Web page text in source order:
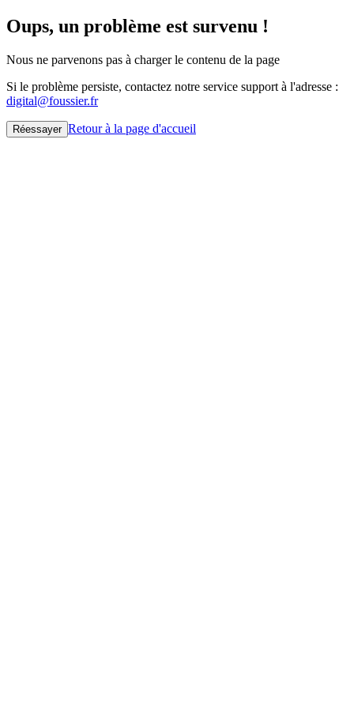
Oups, un problème est survenu !
Nous ne parvenons pas à charger le contenu de la page
Si le problème persiste, contactez notre service support à l'adresse :
digital@foussier.fr
Réessayer Retour à la page d'accueil